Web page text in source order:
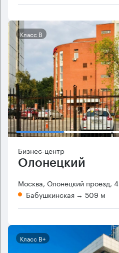
Класс B
Бизнес-центр
Олонецкий
Москва, Олонецкий проезд,
Бабушкинская → 509 м
Класс B+